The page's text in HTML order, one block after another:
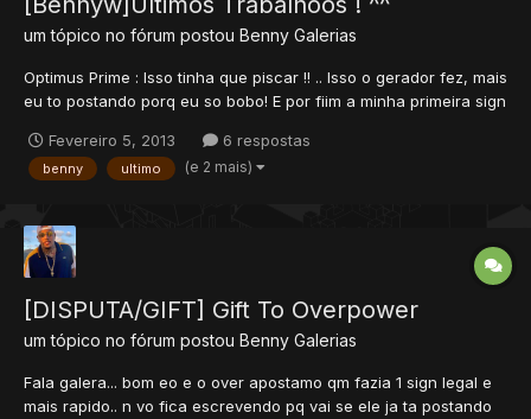
um tópico no fórum postou Benny Galerias
Optimus Prime : Isso tinha que piscar !! .. Isso o gerador fez, mais
eu to postando porq eu so bobo! E por fiim a minha primeira sign
insima .. Tipografia: Não era pra ter , mais fikei com medo de...
Fevereiro 5, 2013 6 respostas
benny ultimo (e 2 mais)
[DISPUTA/GIFT] Gift To Overpower
um tópico no fórum postou Benny Galerias
Fala galera... bom eo e o over apostamo qm fazia 1 sign legal e
mais rapido.. n vo fica escrevendo pq vai se ele ja ta postando